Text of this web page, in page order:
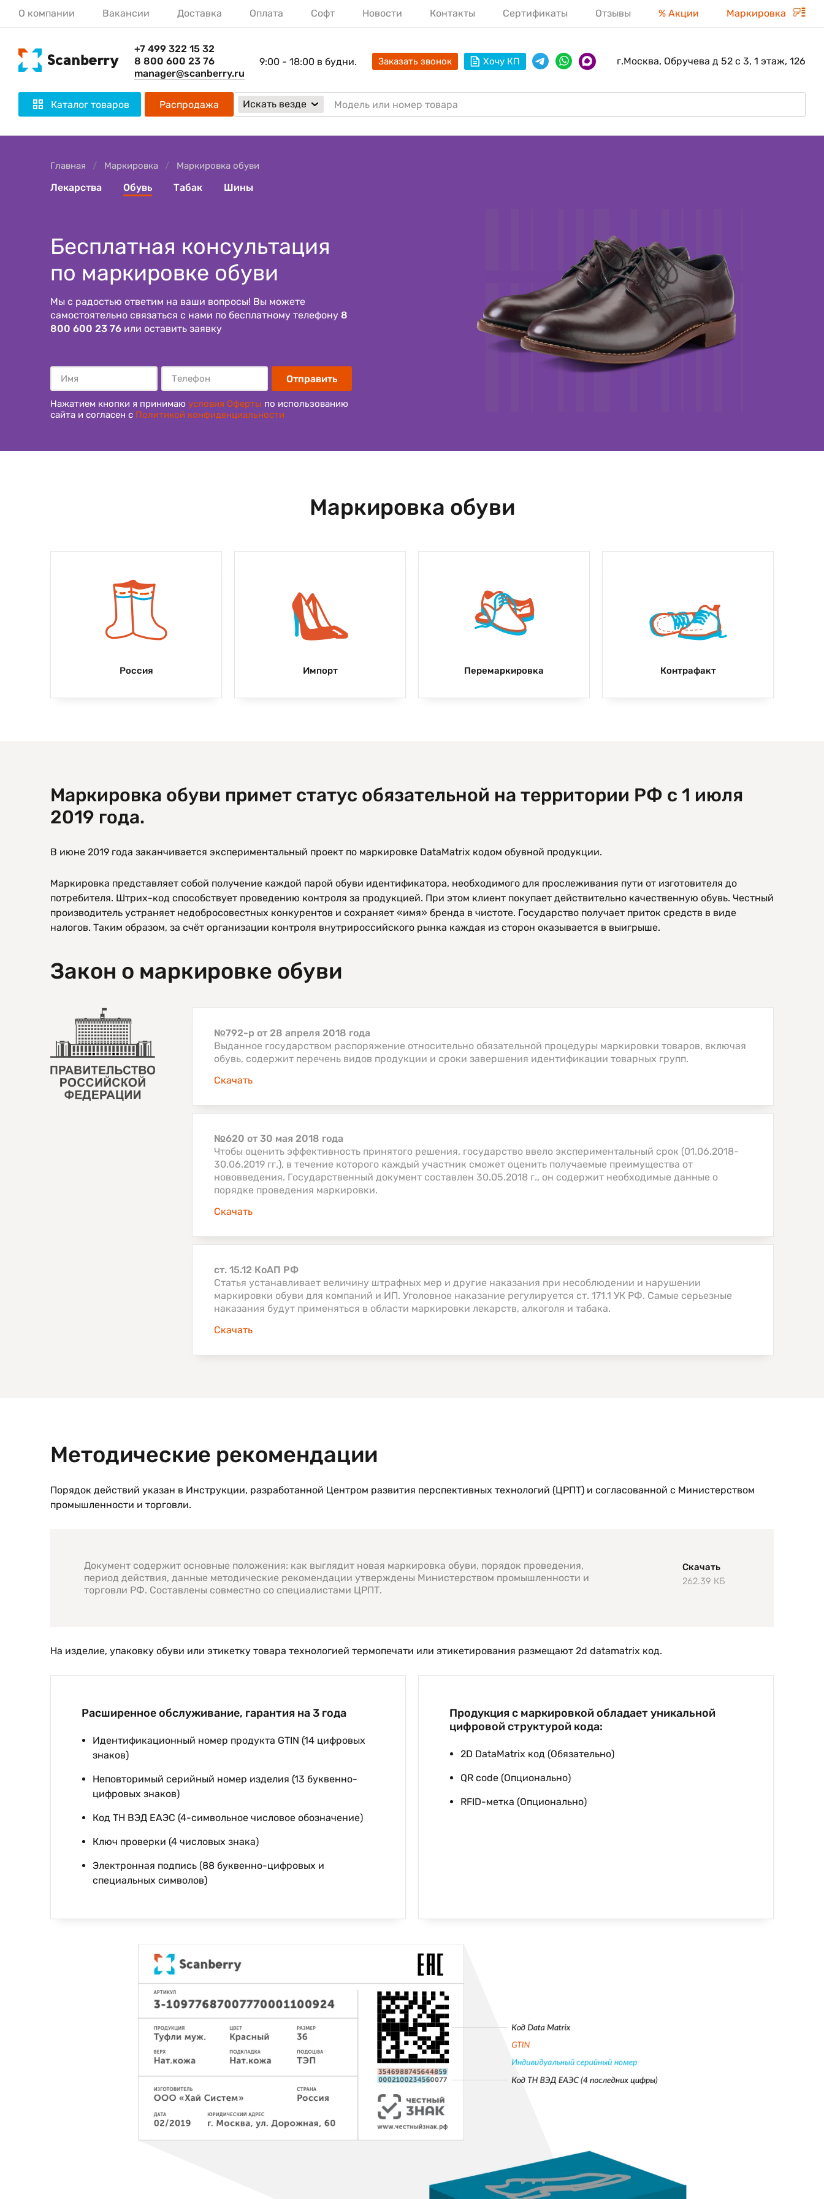
О компании Вакансии Доставка Оплата Софт Новости Контакты Сертификаты Отзывы % Акции Маркировка
+7 499 322 15 32
8 800 600 23 76
manager@scanberry.ru
9:00 - 18:00 в будни. Заказать звонок Хочу КП г.Москва, Обручева д 52 с 3, 1 этаж, 126
Каталог товаров Распродажа Искать везде
Главная Маркировка Маркировка обуви
Лекарства Обувь Табак Шины
Бесплатная консультация
по маркировке обуви
Мы с радостью ответим на ваши вопросы! Вы можете
самостоятельно связаться с нами по бесплатному телефону 8
800 600 23 76 или оставить заявку
Отправить
Нажатием кнопки я принимаю условия Оферты по использованию
сайта и согласен с Политикой конфиденциальности
Маркировка обуви
Россия Импорт Перемаркировка Контрафакт
Маркировка обуви примет статус обязательной на территории РФ с 1 июля
2019 года.
В июне 2019 года заканчивается экспериментальный проект по маркировке DataMatrix кодом обувной продукции.
Маркировка представляет собой получение каждой парой обуви идентификатора, необходимого для прослеживания пути от изготовителя до
потребителя. Штрих-код способствует проведению контроля за продукцией. При этом клиент покупает действительно качественную обувь. Честный
производитель устраняет недобросовестных конкурентов и сохраняет «имя» бренда в чистоте. Государство получает приток средств в виде
налогов. Таким образом, за счёт организации контроля внутрироссийского рынка каждая из сторон оказывается в выигрыше.
Закон о маркировке обуви
№792-р от 28 апреля 2018 года
Выданное государством распоряжение относительно обязательной процедуры маркировки товаров, включая
обувь, содержит перечень видов продукции и сроки завершения идентификации товарных групп.
Скачать
№620 от 30 мая 2018 года
Чтобы оценить эффективность принятого решения, государство ввело экспериментальный срок (01.06.2018-
30.06.2019 гг.), в течение которого каждый участник сможет оценить получаемые преимущества от
нововведения. Государственный документ составлен 30.05.2018 г., он содержит необходимые данные о
порядке проведения маркировки.
Скачать
ст. 15.12 КоАП РФ
Статья устанавливает величину штрафных мер и другие наказания при несоблюдении и нарушении
маркировки обуви для компаний и ИП. Уголовное наказание регулируется ст. 171.1 УК РФ. Самые серьезные
наказания будут применяться в области маркировки лекарств, алкоголя и табака.
Скачать
Методические рекомендации
Порядок действий указан в Инструкции, разработанной Центром развития перспективных технологий (ЦРПТ) и согласованной с Министерством
промышленности и торговли.
Документ содержит основные положения: как выглядит новая маркировка обуви, порядок проведения,
период действия, данные методические рекомендации утверждены Министерством промышленности и
торговли РФ. Составлены совместно со специалистами ЦРПТ.
Скачать
262.39 КБ
На изделие, упаковку обуви или этикетку товара технологией термопечати или этикетирования размещают 2d datamatrix код.
Расширенное обслуживание, гарантия на 3 года
Идентификационный номер продукта GTIN (14 цифровых
знаков)
Неповторимый серийный номер изделия (13 буквенно-
цифровых знаков)
Код ТН ВЭД ЕАЭС (4-символьное числовое обозначение)
Ключ проверки (4 числовых знака)
Электронная подпись (88 буквенно-цифровых и
специальных символов)
Продукция с маркировкой обладает уникальной
цифровой структурой кода:
2D DataMatrix код (Обязательно)
QR code (Опционально)
RFID-метка (Опционально)